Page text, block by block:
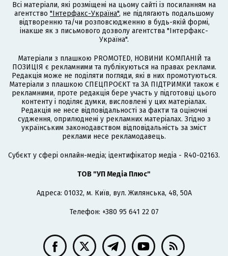
Всі матеріали, які розміщені на цьому сайті із посиланням на
агентство "Інтерфакс-Україна", не підлягають подальшому
відтворенню та/чи розповсюдженню в будь-якій формі,
інакше як з письмового дозволу агентства "Інтерфакс-
Україна".
Матеріали з плашкою PROMOTED, НОВИНИ КОМПАНІЙ та
ПОЗИЦІЯ є рекламними та публікуються на правах реклами.
Редакція може не поділяти погляди, які в них промотуються.
Матеріали з плашкою СПЕЦПРОЄКТ та ЗА ПІДТРИМКИ також є
рекламними, проте редакція бере участь у підготовці цього
контенту і поділяє думки, висловлені у цих матеріалах.
Редакція не несе відповідальності за факти та оціночні
судження, оприлюднені у рекламних матеріалах. Згідно з
українським законодавством відповідальність за зміст
реклами несе рекламодавець.
Cубєкт у сфері онлайн-медіа; ідентифікатор медіа - R40-02163.
ТОВ "УП Медіа Плюс"
Адреса: 01032, м. Київ, вул. Жилянська, 48, 50А
Телефон: +380 95 641 22 07